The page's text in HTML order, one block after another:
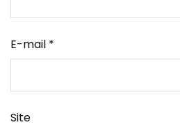
E-mail *
Site